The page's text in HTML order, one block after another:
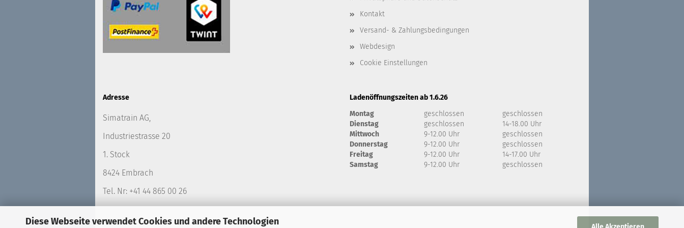
Diese Webseite verwendet Cookies und andere Technologien
Kontakt
Versand- & Zahlungsbedingungen
Webdesign
Cookie Einstellungen
Adresse
Simatrain AG,
Industriestrasse 20
1. Stock
8424 Embrach
Tel. Nr: +41 44 865 00 26
Ladenöffnungszeiten ab 1.6.26
Montag
geschlossen
geschlossen
Dienstag
geschlossen
14-18.00 Uhr
Mittwoch
9-12.00 Uhr
geschlossen
Donnerstag
9-12.00 Uhr
geschlossen
Freitag
9-12.00 Uhr
14-17.00 Uhr
Samstag
9-12.00 Uhr geschlossen